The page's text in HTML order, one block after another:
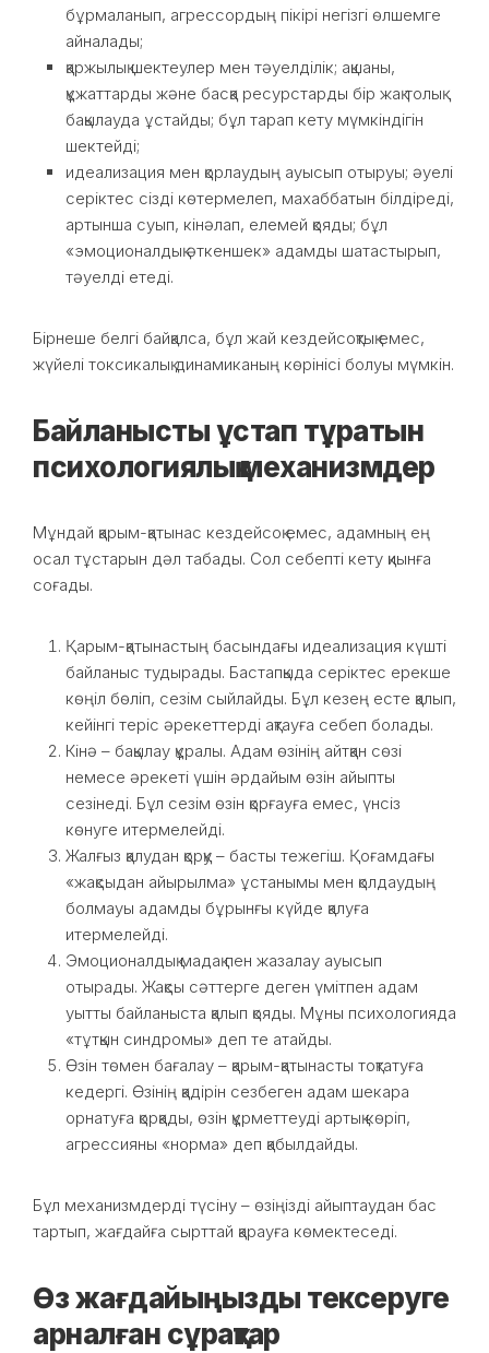
бұрмаланып, агрессордың пікірі негізгі өлшемге
айналады;
қаржылық шектеулер мен тәуелділік; ақшаны,
құжаттарды және басқа ресурстарды бір жақ толық
бақылауда ұстайды; бұл тарап кету мүмкіндігін
шектейді;
идеализация мен қорлаудың ауысып отыруы; әуелі
серіктес сізді көтермелеп, махаббатын білдіреді,
артынша суып, кінәлап, елемей қояды; бұл
«эмоционалдық әткеншек» адамды шатастырып,
тәуелді етеді.
Бірнеше белгі байқалса, бұл жай кездейсоқтық емес,
жүйелі токсикалық динамиканың көрінісі болуы мүмкін.
Байланысты ұстап тұратын
психологиялық механизмдер
Мұндай қарым-қатынас кездейсоқ емес, адамның ең
осал тұстарын дәл табады. Сол себепті кету қиынға
соғады.
Қарым-қатынастың басындағы идеализация күшті
байланыс тудырады. Бастапқыда серіктес ерекше
көңіл бөліп, сезім сыйлайды. Бұл кезең есте қалып,
кейінгі теріс әрекеттерді ақтауға себеп болады.
Кінә – бақылау құралы. Адам өзінің айтқан сөзі
немесе әрекеті үшін әрдайым өзін айыпты
сезінеді. Бұл сезім өзін қорғауға емес, үнсіз
көнуге итермелейді.
Жалғыз қалудан қорқу – басты тежегіш. Қоғамдағы
«жақсыдан айырылма» ұстанымы мен қолдаудың
болмауы адамды бұрынғы күйде қалуға
итермелейді.
Эмоционалдық мадақ пен жазалау ауысып
отырады. Жақсы сәттерге деген үмітпен адам
уытты байланыста қалып қояды. Мұны психологияда
«тұтқын синдромы» деп те атайды.
Өзін төмен бағалау – қарым-қатынасты тоқтатуға
кедергі. Өзінің қадірін сезбеген адам шекара
орнатуға қорқады, өзін құрметтеуді артық көріп,
агрессияны «норма» деп қабылдайды.
Бұл механизмдерді түсіну – өзіңізді айыптаудан бас
тартып, жағдайға сырттай қарауға көмектеседі.
Өз жағдайыңызды тексеруге
арналған сұрақтар